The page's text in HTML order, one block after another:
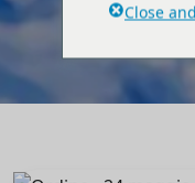
Close